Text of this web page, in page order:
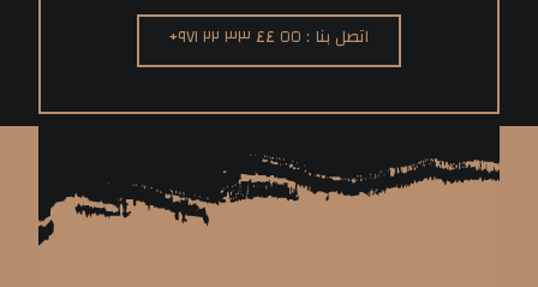
اتصل بنا : ٥٥ ٤٤ ٣٣ ٢٢ ٩٧١+